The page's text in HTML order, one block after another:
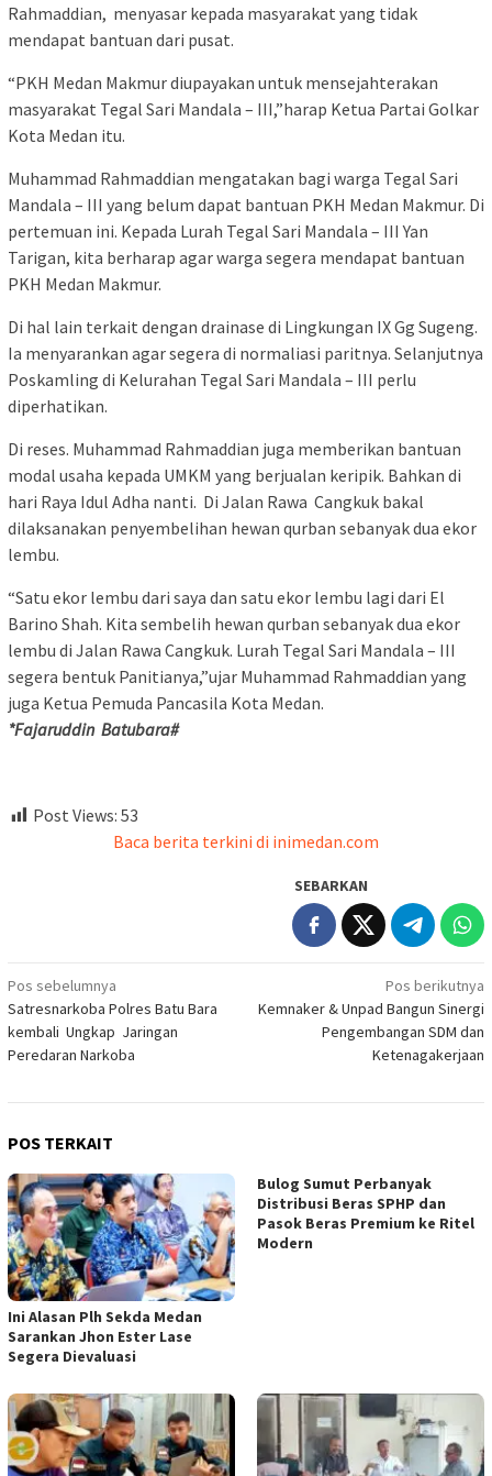
Rahmaddian, menyasar kepada masyarakat yang tidak
mendapat bantuan dari pusat.
“PKH Medan Makmur diupayakan untuk mensejahterakan
masyarakat Tegal Sari Mandala – III,”harap Ketua Partai Golkar
Kota Medan itu.
Muhammad Rahmaddian mengatakan bagi warga Tegal Sari
Mandala – III yang belum dapat bantuan PKH Medan Makmur. Di
pertemuan ini. Kepada Lurah Tegal Sari Mandala – III Yan
Tarigan, kita berharap agar warga segera mendapat bantuan
PKH Medan Makmur.
Di hal lain terkait dengan drainase di Lingkungan IX Gg Sugeng.
Ia menyarankan agar segera di normaliasi paritnya. Selanjutnya
Poskamling di Kelurahan Tegal Sari Mandala – III perlu
diperhatikan.
Di reses. Muhammad Rahmaddian juga memberikan bantuan
modal usaha kepada UMKM yang berjualan keripik. Bahkan di
hari Raya Idul Adha nanti. Di Jalan Rawa Cangkuk bakal
dilaksanakan penyembelihan hewan qurban sebanyak dua ekor
lembu.
“Satu ekor lembu dari saya dan satu ekor lembu lagi dari El
Barino Shah. Kita sembelih hewan qurban sebanyak dua ekor
lembu di Jalan Rawa Cangkuk. Lurah Tegal Sari Mandala – III
segera bentuk Panitianya,”ujar Muhammad Rahmaddian yang
juga Ketua Pemuda Pancasila Kota Medan.
*Fajaruddin Batubara#
Post Views: 53
Baca berita terkini di inimedan.com
SEBARKAN
Navigasi
pos
Pos sebelumnya
Satresnarkoba Polres Batu Bara
kembali Ungkap Jaringan
Peredaran Narkoba
Pos berikutnya
Kemnaker & Unpad Bangun Sinergi
Pengembangan SDM dan
Ketenagakerjaan
POS TERKAIT
Ini Alasan Plh Sekda Medan
Sarankan Jhon Ester Lase
Segera Dievaluasi
Bulog Sumut Perbanyak
Distribusi Beras SPHP dan
Pasok Beras Premium ke Ritel
Modern